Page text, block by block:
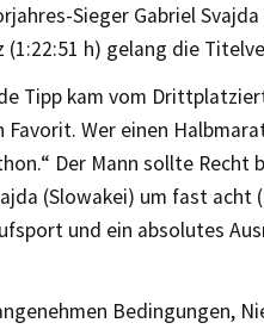
Sieger Gabriel
(1:22:51 h) gelang die
Tipp kam vom
Wer einen
Der Mann sollte
(Slowakei) um fast acht
und ein absolutes
Bedingungen,